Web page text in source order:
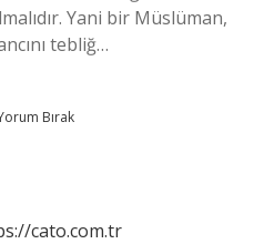
Yani bir Müslüman,
tebliğ…
Bırak
cato.com.tr